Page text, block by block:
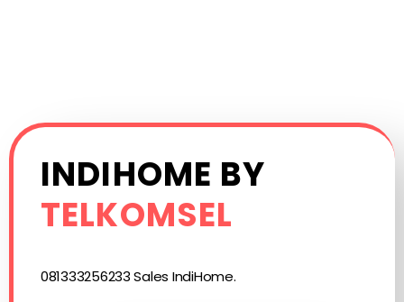
INDIHOME BY
TELKOMSEL
081333256233 Sales IndiHome.